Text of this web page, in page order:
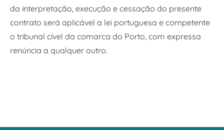
da interpretação, execução e cessação do presente
contrato será aplicável a lei portuguesa e competente
o tribunal cível da comarca do Porto, com expressa
renúncia a qualquer outro.